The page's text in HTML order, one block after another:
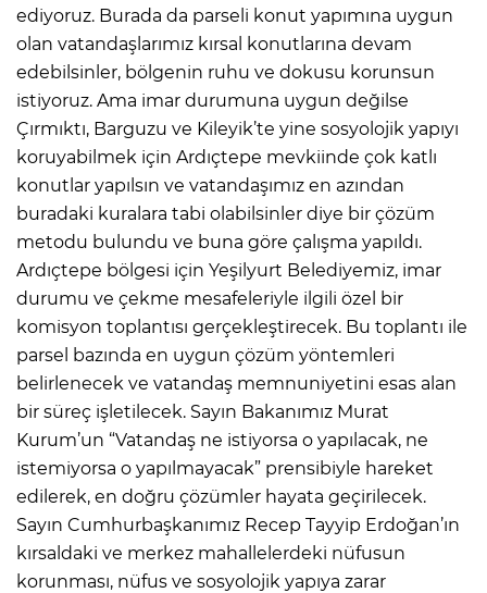
ediyoruz. Burada da parseli konut yapımına uygun
olan vatandaşlarımız kırsal konutlarına devam
edebilsinler, bölgenin ruhu ve dokusu korunsun
istiyoruz. Ama imar durumuna uygun değilse
Çırmıktı, Barguzu ve Kileyik’te yine sosyolojik yapıyı
koruyabilmek için Ardıçtepe mevkiinde çok katlı
konutlar yapılsın ve vatandaşımız en azından
buradaki kuralara tabi olabilsinler diye bir çözüm
metodu bulundu ve buna göre çalışma yapıldı.
Ardıçtepe bölgesi için Yeşilyurt Belediyemiz, imar
durumu ve çekme mesafeleriyle ilgili özel bir
komisyon toplantısı gerçekleştirecek. Bu toplantı ile
parsel bazında en uygun çözüm yöntemleri
belirlenecek ve vatandaş memnuniyetini esas alan
bir süreç işletilecek. Sayın Bakanımız Murat
Kurum’un “Vatandaş ne istiyorsa o yapılacak, ne
istemiyorsa o yapılmayacak” prensibiyle hareket
edilerek, en doğru çözümler hayata geçirilecek.
Sayın Cumhurbaşkanımız Recep Tayyip Erdoğan’ın
kırsaldaki ve merkez mahallelerdeki nüfusun
korunması, nüfus ve sosyolojik yapıya zarar